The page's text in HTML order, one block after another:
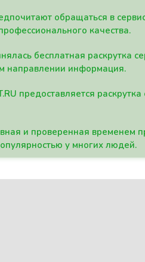
обращаться в
качества.
бесплатная раскрутка
направлении информация.
предоставляется
и проверенная временем
у многих людей.